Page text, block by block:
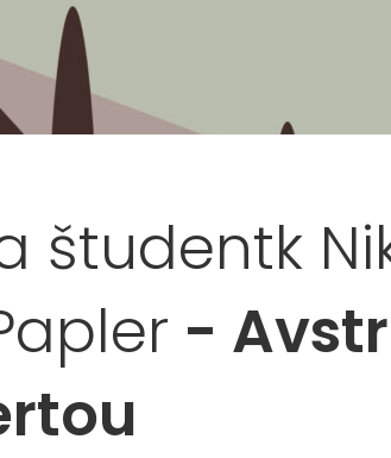
študentk
-